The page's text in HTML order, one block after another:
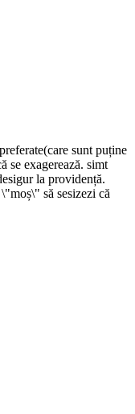
sunt puține
se exagerează. simt
la providență.
să sesizezi că